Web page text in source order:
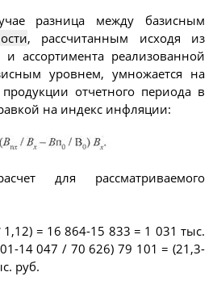
разница между базисным
, рассчитанным исходя из
и ассортимента реализованной
уровнем, умножается на
отчетного периода в
на индекс инфляции:
для рассматриваемого
= 16 864-15 833 = 1 031 тыс.
14 047 / 70 626) 79 101 = (21,3-
руб.